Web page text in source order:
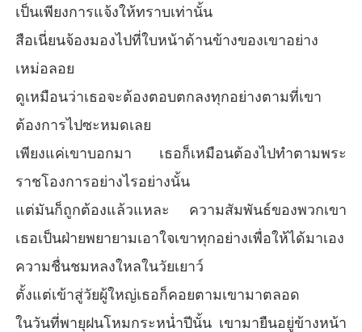
เป็นเพียงการแจ้งให้ทราบเท่านั้น
สือเนี่ยนจ้องมองไปที่ใบหน้าด้านข้างของเขาอย่าง
เหม่อลอย
ดูเหมือนว่าเธอจะต้องตอบตกลงทุกอย่างตามที่เขา
ต้องการไปซะหมดเลย
เพียงแค่เขาบอกมา เธอก็เหมือนต้องไปทำตามพระ
ราชโองการอย่างไรอย่างนั้น
แต่มันก็ถูกต้องแล้วแหละ ความสัมพันธ์ของพวกเขา
เธอเป็นฝ่ายพยายามเอาใจเขาทุกอย่างเพื่อให้ได้มาเอง
ความชื่นชมหลงใหลในวัยเยาว์
ตั้งแต่เข้าสู่วัยผู้ใหญ่เธอก็คอยตามเขามาตลอด
ในวันที่พายุฝนโหมกระหน่ำปีนั้น เขามายืนอยู่ข้างหน้า